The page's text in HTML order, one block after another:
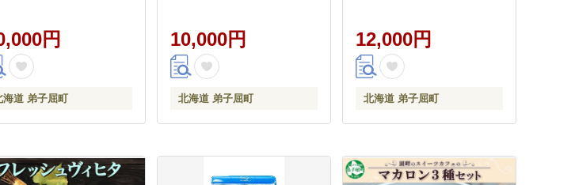
円
海道 弟子屈町
10,000円
北海道 弟子屈町
子屈町
12,000円
北海道 弟子屈町